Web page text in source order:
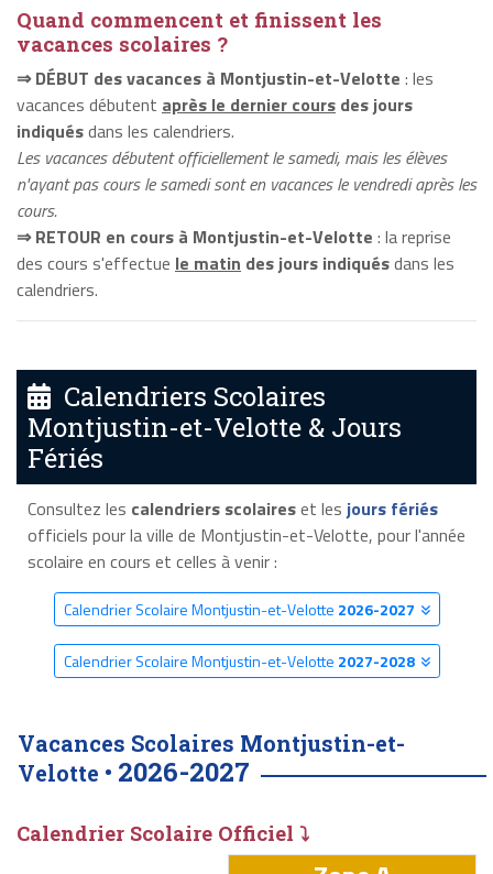
Quand commencent et finissent les
vacances scolaires ?
⇒ DÉBUT des vacances à Montjustin-et-Velotte : les
vacances débutent après le dernier cours des jours
indiquésdans les calendriers.
Les vacances débutent officiellement le samedi, mais les élèves
n'ayant pas cours le samedi sont en vacances le vendredi après les
cours.
⇒ RETOUR en cours à Montjustin-et-Velotte : la reprise
des cours s'effectue le matin des jours indiquésdans les
calendriers.
Calendriers Scolaires
Montjustin-et-Velotte & Jours
Fériés
Consultez les calendriers scolaireset les jours fériés
officiels pour la ville de Montjustin-et-Velotte, pour l'année
scolaire en cours et celles à venir :
Calendrier Scolaire Montjustin-et-Velotte 2026-2027
Calendrier Scolaire Montjustin-et-Velotte 2027-2028
Vacances Scolaires Montjustin-et-
Velotte • 2026-2027
Calendrier Scolaire Officiel ⤵